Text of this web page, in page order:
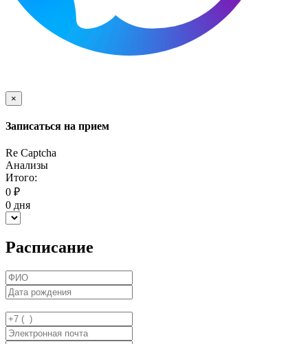
×
Записаться на прием
Re Captcha
Анализы
Итого:
0 ₽
0 дня
Расписание